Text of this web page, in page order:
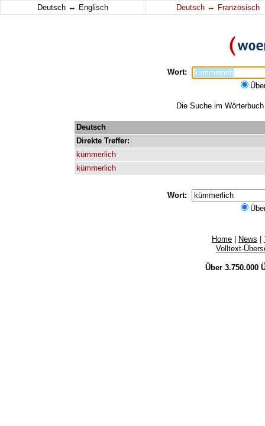
Deutsch ↔ Englisch Deutsch ↔ Französisch
Wort:
Die Suche im
Deutsch
Direkte Treffer:
kümmerlich
kümmerlich
Wort:
Home News
Volltext-
Über 3.750.000